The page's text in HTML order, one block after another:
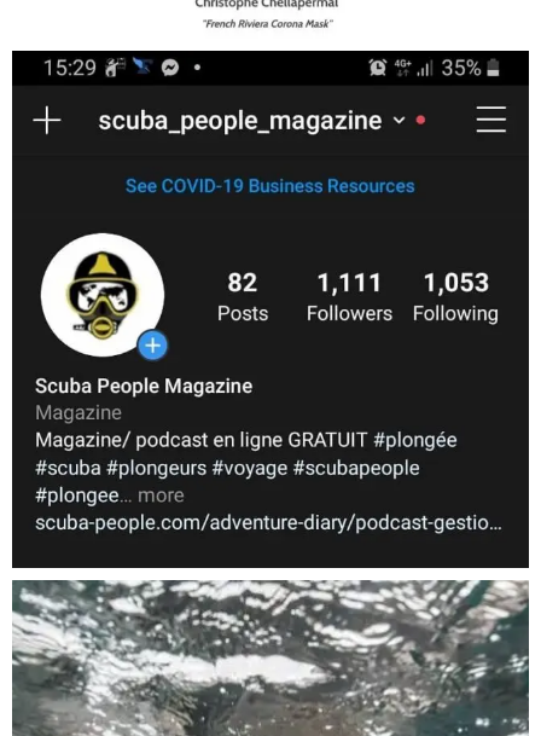
scuba_people_magazine
Nov 5
scuba_people_magazine